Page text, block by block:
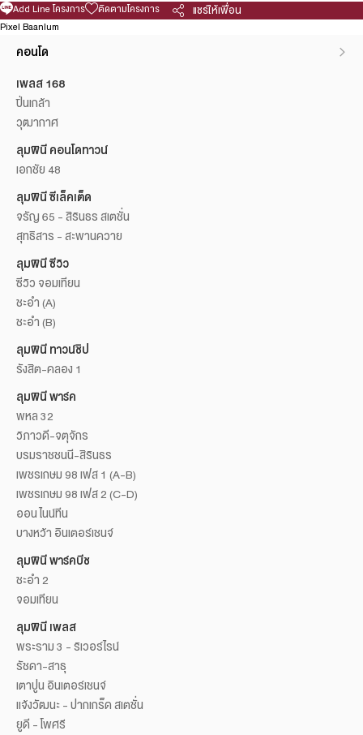
Add Line โครงการ ติดตามโครงการ แชร์ให้เพื่อน
Pixel Baanlum
คอนโด
เพลส 168
ปิ่นเกล้า
วุฒากาศ
ลุมพินี คอนโดทาวน์
เอกชัย 48
ลุมพินี ซีเล็คเต็ด
จรัญ 65 - สิรินธร สเตชั่น
สุทธิสาร - สะพานควาย
ลุมพินี ซีวิว
ซีวิว จอมเทียน
ชะอำ (A)
ชะอำ (B)
ลุมพินี ทาวน์ชิป
รังสิต-คลอง 1
ลุมพินี พาร์ค
พหล 32
วิภาวดี-จตุจักร
บรมราชชนนี-สิรินธร
เพชรเกษม 98 เฟส 1 (A-B)
เพชรเกษม 98 เฟส 2 (C-D)
ออน ไนน์ทีน
บางหว้า อินเตอร์เชนจ์
ลุมพินี พาร์คบีช
ชะอำ 2
จอมเทียน
ลุมพินี เพลส
พระราม 3 - ริเวอร์ไรน์
รัชดา-สาธุ
เตาปูน อินเตอร์เชนจ์
แจ้งวัฒนะ - ปากเกร็ด สเตชั่น
ยูดี - โพศรี